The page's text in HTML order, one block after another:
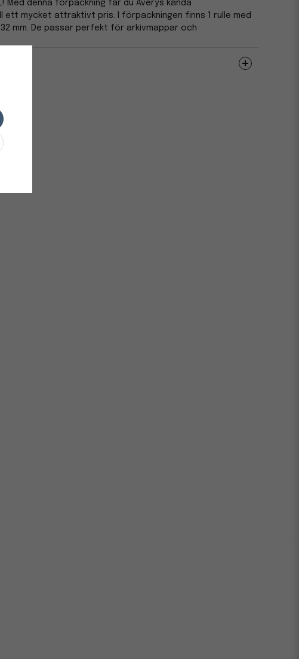
Med denna förpackning får du Averys kända
mycket attraktivt pris. I förpackningen finns 1 rulle med
mm. De passar perfekt för arkivmappar och